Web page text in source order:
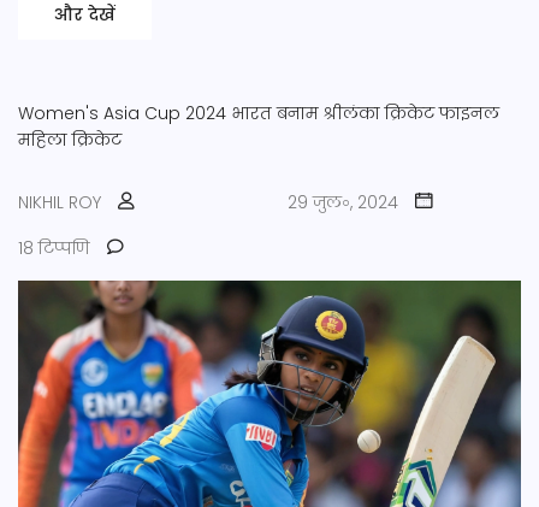
और देखें
Women's Asia Cup 2024 भारत बनाम श्रीलंका क्रिकेट फाइनल
महिला क्रिकेट
NIKHIL ROY
29 जुल॰, 2024
18 टिप्पणि